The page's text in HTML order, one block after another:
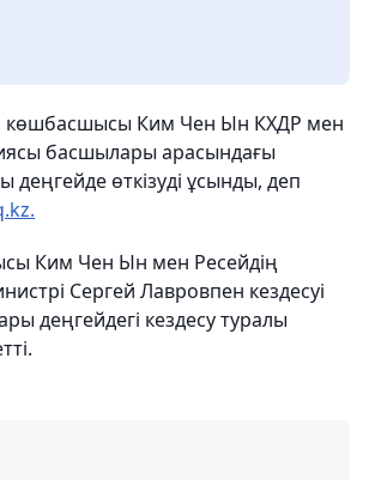
көшбасшысы Ким Чен Ын КХДР мен
басшылары арасындағы
деңгейде өткізуді ұсынды, деп
Ким Чен Ын мен Ресейдің
Сергей Лавровпен кездесуі
деңгейдегі кездесу туралы